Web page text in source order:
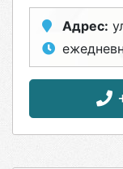
Адрес: